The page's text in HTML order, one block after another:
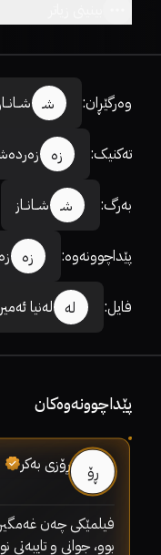
وەرگێڕان: شـ شــانــاز
تەکنیک: زە
بەرگ: شـ شــانــاز
پێداچوونەوە: زە
فایل: لە لەنیا ئەمیر
پێداچوونەوەکان
ڕۆ ڕۆزی بەکر